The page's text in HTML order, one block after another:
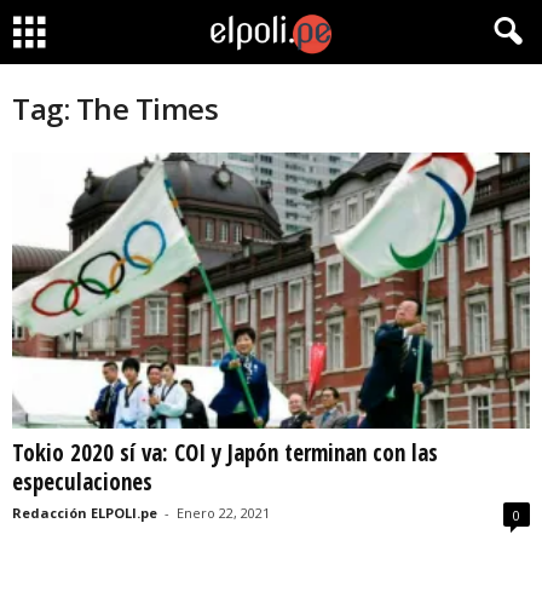
Tag: The Times
Tokio 2020 sí va: COI y Japón terminan con las
especulaciones
Redacción ELPOLI.pe - Enero 22, 2021 0